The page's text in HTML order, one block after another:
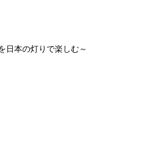
日本の灯りで楽しむ～